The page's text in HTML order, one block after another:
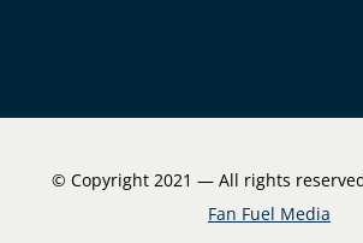
© Copyright 2021 — All rights
Fan Fuel Media